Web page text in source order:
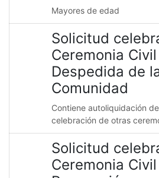
Mayores de edad
Solicitud
Ceremonia
Despedida de
Comunidad
Contiene autoliquidación
celebración de otras
Solicitud
Ceremonia